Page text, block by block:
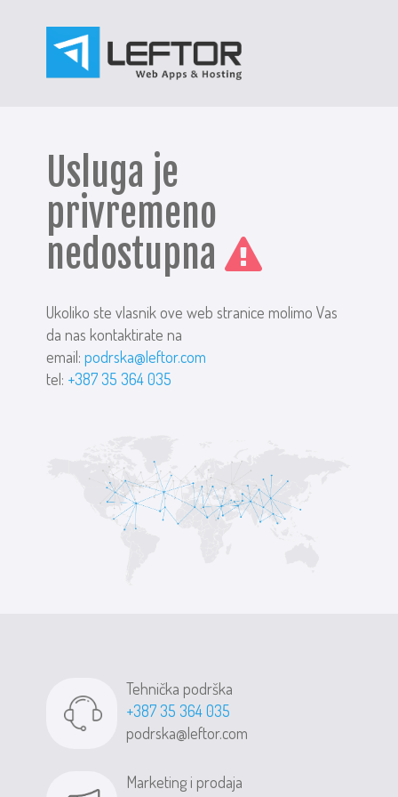
Usluga je
privremeno
nedostupna
Ukoliko ste vlasnik ove web stranice molimo Vas
da nas kontaktirate na
email:podrska@leftor.com
tel: +387 35 364 035
Tehnička podrška
+387 35 364 035
podrska@leftor.com
Marketing i prodaja